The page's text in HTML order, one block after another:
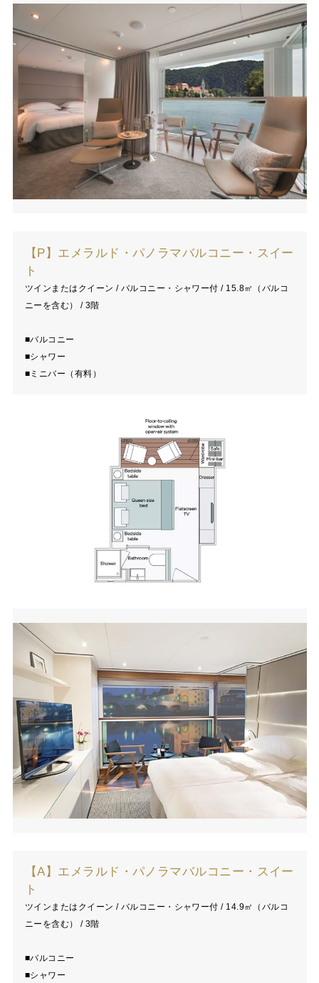
【P】エメラルド・パノラマバルコニー・スイー
ト
ツインまたはクイーン / バルコニー・シャワー付 / 15.8㎡（バルコ
ニーを含む） / 3階
■バルコニー
■シャワー
■ミニバー（有料）
【A】エメラルド・パノラマバルコニー・スイー
ト
ツインまたはクイーン / バルコニー・シャワー付 / 14.9㎡（バルコ
ニーを含む） / 3階
■バルコニー
■シャワー